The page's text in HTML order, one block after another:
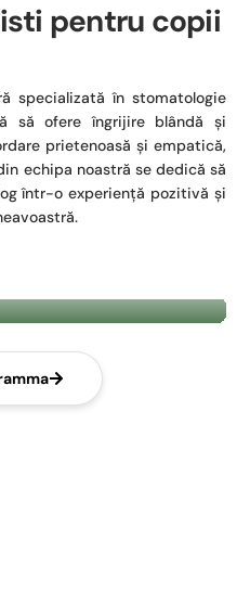
pentru copii
specializată în stomatologie
să ofere îngrijire blândă și
prietenoasă și empatică,
echipa noastră se dedică să
într-o experiență pozitivă și